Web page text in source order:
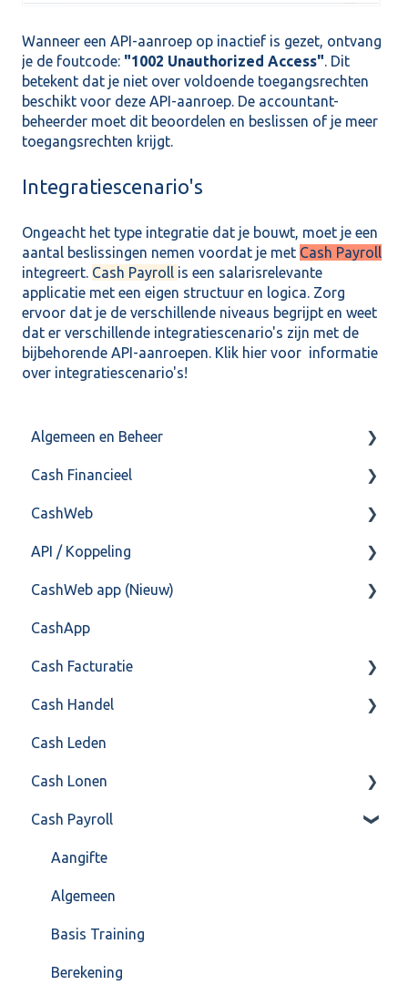
Wanneer een API-aanroep op inactief is gezet, ontvang
je de foutcode: "1002 Unauthorized Access". Dit
betekent dat je niet over voldoende toegangsrechten
beschikt voor deze API-aanroep. De accountant-
beheerder moet dit beoordelen en beslissen of je meer
toegangsrechten krijgt.
Integratiescenario's
Ongeacht het type integratie dat je bouwt, moet je een
aantal beslissingen nemen voordat je met Cash Payroll
integreert. Cash Payroll is een salarisrelevante
applicatie met een eigen structuur en logica. Zorg
ervoor dat je de verschillende niveaus begrijpt en weet
dat er verschillende integratiescenario's zijn met de
bijbehorende API-aanroepen. Klik hier voor informatie
over integratiescenario's!
Algemeen en Beheer
Bank(koppeling)
Import/Export
Postbus
Training & Consultancy
Overig
Cash Financieel
Boekhoud
Fiscaal
Overig
CashWeb
CashHero Layout
Mailen vanuit CASHWeb
Algemeen gebruik
API / Koppeling
Algemeen
Api 3.0 (SOAP API)
API 4.0 (REST API)
CashWeb app (Nieuw)
Veel gestelde vragen
CashApp
Cash Facturatie
Factureren
Instellingen
Algemeen
Formulierlayout
Cash Handel
Inkoop
Verkoop
Voorraad
Overig
VoorraadService & Onderhoud
Cash Leden
Cash Lonen
Algemeen
Inrichting
Jaarafsluiting
Salarisberekening
Overig
Cash Payroll
Aangifte
Algemeen
Basis Training
Berekening